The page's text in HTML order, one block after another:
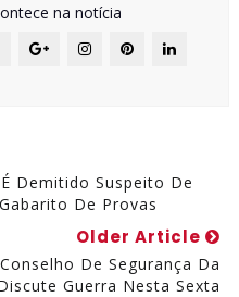
na notícia
Demitido Suspeito De
De Provas
Older Article
De Segurança Da
Guerra Nesta Sexta